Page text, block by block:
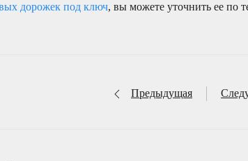
дорожек под ключ, вы можете уточнить ее по
Предыдущая